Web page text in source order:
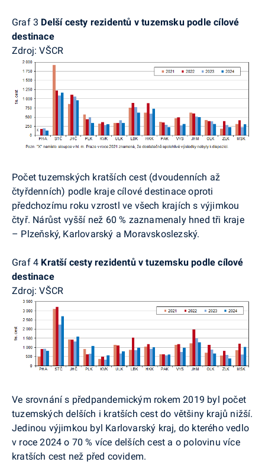
Graf 3 Delší cesty rezidentů v tuzemsku podle cílové
destinace
Zdroj: VŠCR
Počet tuzemských kratších cest (dvoudenních až
čtyřdenních) podle kraje cílové destinace oproti
předchozímu roku vzrostl ve všech krajích s výjimkou
čtyř. Nárůst vyšší než 60 % zaznamenaly hned tři kraje
– Plzeňský, Karlovarský a Moravskoslezský.
Graf 4 Kratší cesty rezidentů v tuzemsku podle cílové
destinace
Zdroj: VŠCR
Ve srovnání s předpandemickým rokem 2019 byl počet
tuzemských delších i kratších cest do většiny krajů nižší.
Jedinou výjimkou byl Karlovarský kraj, do kterého vedlo
v roce 2024 o 70 % více delších cest a o polovinu více
kratších cest než před covidem.